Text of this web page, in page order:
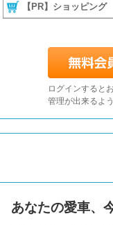
【PR】ショッピング
ログインすると
管理が出来るよ
あなたの愛車、